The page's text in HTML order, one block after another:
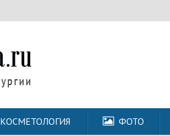
КОСМЕТОЛОГИЯ ФОТО